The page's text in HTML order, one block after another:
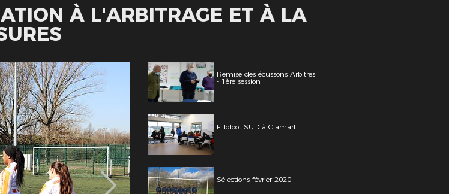
À L'ARBITRAGE ET À LA
Remise des écussons Arbitres
- 1ère session
Fillofoot SUD à Clamart
Sélections février 2020